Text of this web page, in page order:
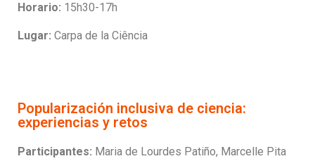
Horario: 15h30-17h
Lugar: Carpa de la Ciência
Popularización inclusiva de ciencia:
experiencias y retos
Participantes: Maria de Lourdes Patiño, Marcelle Pita